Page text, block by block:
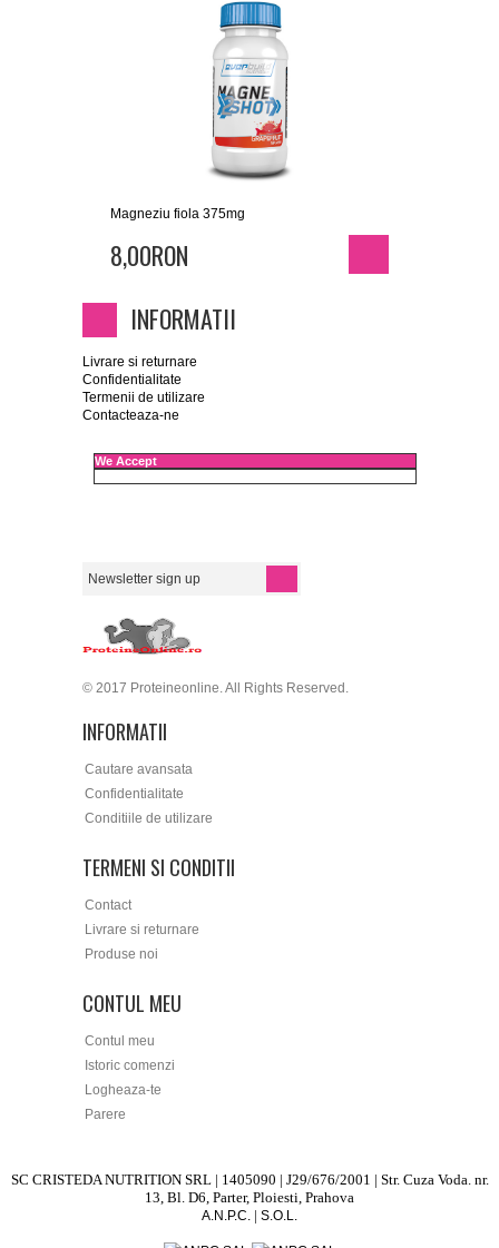
Magneziu fiola 375mg
8,00RON
INFORMATII
Livrare si returnare
Confidentialitate
Termenii de utilizare
Contacteaza-ne
We Accept
© 2017 Proteineonline. All Rights Reserved.
INFORMATII
Cautare avansata
Confidentialitate
Conditiile de utilizare
TERMENI SI CONDITII
Contact
Livrare si returnare
Produse noi
CONTUL MEU
Contul meu
Istoric comenzi
Logheaza-te
Parere
SC CRISTEDA NUTRITION SRL | 1405090 | J29/676/2001 | Str. Cuza Voda. nr.
13, Bl. D6, Parter, Ploiesti, Prahova
A.N.P.C. | S.O.L.